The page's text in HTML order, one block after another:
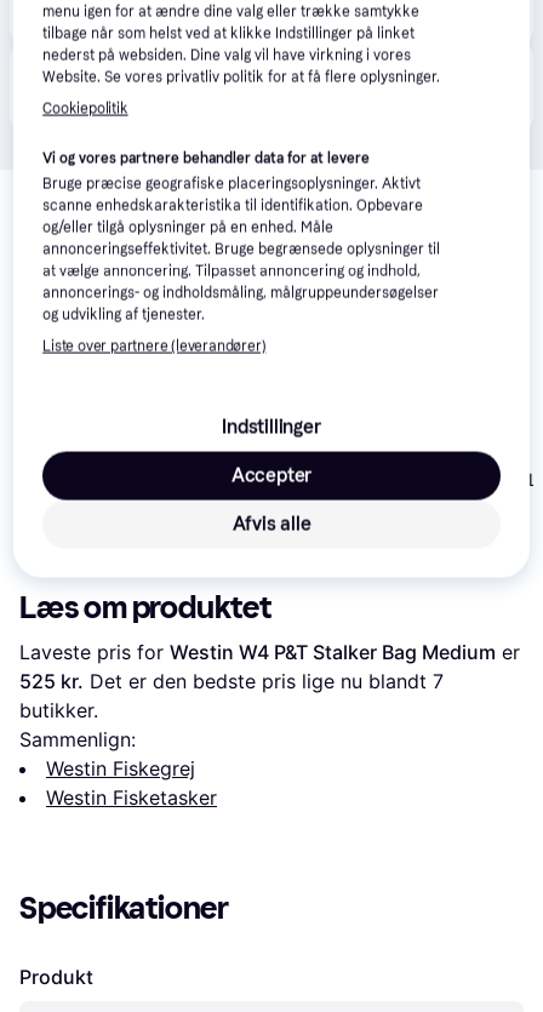
Westin W4 Stalker Bag
Produktet fås også hos 2 butikker, som ikke er
betalende kunde i denne kategori.
Relaterede produkter
Se vores forslag til andre produkter, der matcher dine
interesser. Vis alle
North Field Pro Oval
Isbad
Pouch
119 kr.
Kinetic Inline
Wallet
Læs om produktet
Laveste pris for Westin W4 P&T Stalker Bag Medium
525 kr. Det er den bedste pris lige nu blandt 7
butikker.
Sammenlign:
Westin Fiskegrej
Westin Fisketasker
Specifikationer
Produkt
menu igen for at ændre dine valg eller trække samtykke
tilbage når som helst ved at klikke Indstillinger på linket
nederst på websiden. Dine valg vil have virkning i vores
Website. Se vores privatliv politik for at få flere oplysninger.
Cookiepolitik
Vi og vores partnere behandler data for at levere
Bruge præcise geografiske placeringsoplysninger. Aktivt
scanne enhedskarakteristika til identifikation. Opbevare
og/eller tilgå oplysninger på en enhed. Måle
annonceringseffektivitet. Bruge begrænsede oplysninger til
at vælge annoncering. Tilpasset annoncering og indhold,
annoncerings- og indholdsmåling, målgruppeundersøgelser
og udvikling af tjenester.
Liste over partnere (leverandører)
Indstillinger
Afvis alle
Accepter